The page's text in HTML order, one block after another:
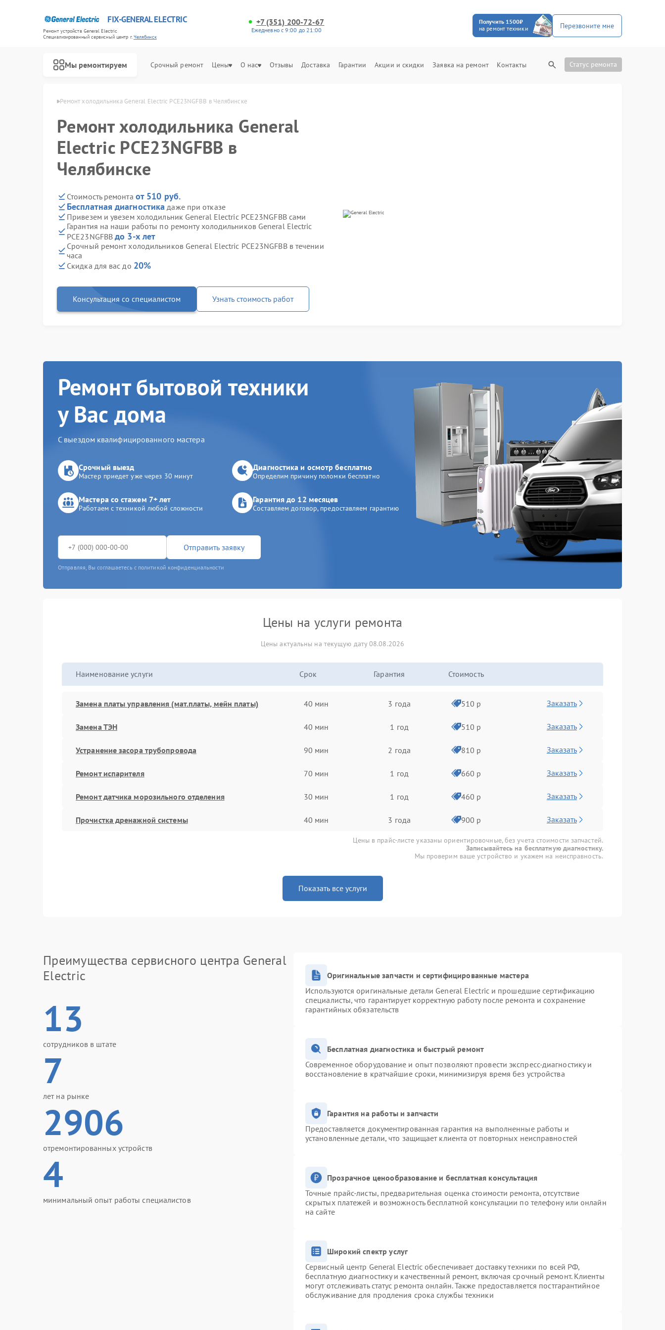
FIX-GENERAL ELECTRIC
Ремонт устройств General Electric
Специализированный cервисный центр г.Челябинск
+7 (351) 200-72-67
Ежедневно с 9:00 до 21:00
Получить 1500₽
на ремонт техники
Перезвоните мне
Мы ремонтируем Срочный ремонт Цены О нас Отзывы Доставка Гарантии Акции и скидки Заявка на ремонт Контакты Статус ремонта
Ремонт холодильника General Electric PCE23NGFBB в Челябинске
Ремонт холодильника General
Electric PCE23NGFBB в
Челябинске
Стоимость ремонта от 510 руб.
Бесплатная диагностика даже при отказе
Привезем и увезем холодильник General Electric PCE23NGFBB сами
Гарантия на наши работы по ремонту холодильников General Electric
PCE23NGFBBдо 3-х лет
Срочный ремонт холодильников General Electric PCE23NGFBB в течении
часа
Скидка для вас до 20%
Консультация со специалистом Узнать стоимость работ
Ремонт бытовой техники
у Вас дома
С выездом квалифицированного мастера
Срочный выезд
Мастер приедет уже через 30 минут
Диагностика и осмотр бесплатно
Определим причину поломки бесплатно
Мастера со стажем 7+ лет
Работаем с техникой любой сложности
Гарантия до 12 месяцев
Составляем договор, предоставляем гарантию
Отправить заявку
Отправляя, Вы соглашаетесь с политикой конфиденциальности
Цены на услуги ремонта
Цены актуальны на текущую дату 08.08.2026
Наименование услуги Срок Гарантия Стоимость
Замена платы управления (мат.платы, мейн платы) 40 мин 3 года 510 р Заказать
Замена ТЭН 40 мин 1 год 510 р Заказать
Устранение засора трубопровода 90 мин 2 года 810 р Заказать
Ремонт испарителя 70 мин 1 год 660 р Заказать
Ремонт датчика морозильного отделения 30 мин 1 год 460 р Заказать
Прочистка дренажной системы 40 мин 3 года 900 р Заказать
Цены в прайс-листе указаны ориентировочные, без учета стоимости запчастей.
Записывайтесь на бесплатную диагностику.
Мы проверим ваше устройство и укажем на неисправность.
Показать все услуги
Преимущества сервисного центра General
Electric
13
сотрудников в штате
7
лет на рынке
2906
отремонтированных устройств
4
минимальный опыт работы специалистов
Оригинальные запчасти и сертифицированные мастера
Используются оригинальные детали General Electric и прошедшие сертификацию
специалисты, что гарантирует корректную работу после ремонта и сохранение
гарантийных обязательств
Бесплатная диагностика и быстрый ремонт
Современное оборудование и опыт позволяют провести экспресс-диагностику и
восстановление в кратчайшие сроки, минимизируя время без устройства
Гарантия на работы и запчасти
Предоставляется документированная гарантия на выполненные работы и
установленные детали, что защищает клиента от повторных неисправностей
Прозрачное ценообразование и бесплатная консультация
Точные прайс-листы, предварительная оценка стоимости ремонта, отсутствие
скрытых платежей и возможность бесплатной консультации по телефону или онлайн
на сайте
Широкий спектр услуг
Сервисный центр General Electric обеспечивает доставку техники по всей РФ,
бесплатную диагностику и качественный ремонт, включая срочный ремонт. Клиенты
могут отслеживать статус ремонта онлайн. Также предоставляется постгарантийное
обслуживание для продления срока службы техники